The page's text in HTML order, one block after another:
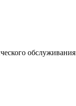
обслуживания